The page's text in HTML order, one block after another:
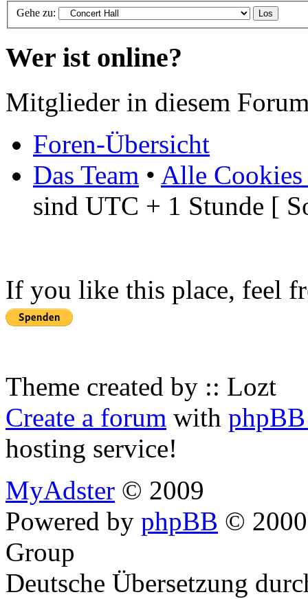
Gehe zu:
Wer ist online?
Mitglieder in diesem
Foren-Übersicht
Das Team • Alle Cookies
sind UTC + 1 Stunde [
If you like this place, feel
Theme created by :: Lozt
Create a forum with
hosting service!
MyAdster © 2009
Powered by phpBB ©
Group
Deutsche Übersetzung